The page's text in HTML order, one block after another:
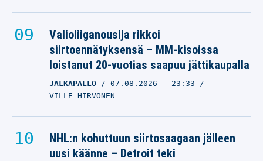
Valioliiganousija rikkoi
siirtoennätyksensä – MM-kisoissa
loistanut 20-vuotias saapuu jättikaupalla
JALKAPALLO 07.08.2026 - 23:33
VILLE HIRVONEN
NHL:n kohuttuun siirtosaagaan jälleen
uusi käänne – Detroit teki